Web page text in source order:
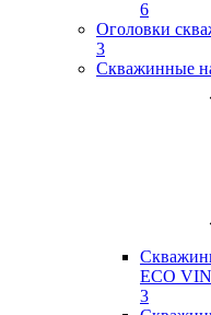
6
Оголовки
3
Скважинные
ECO
3